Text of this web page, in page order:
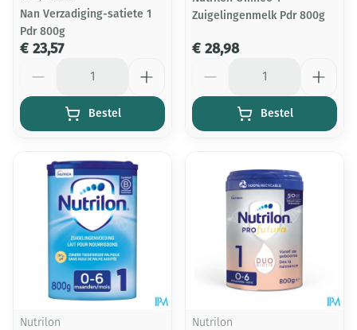
Nan Verzadiging-satiete 1
Pdr 800g
€ 23,57
Bestel
Zuigelingenmelk Pdr 800g
€ 28,98
Bestel
Nutrilon Nutrilon